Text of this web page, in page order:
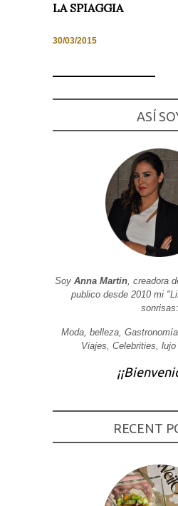
LA SPIAGGIA
30/03/2015
ASÍ
Soy Anna Martin, creadora
publico desde 2010 mi
sonrisas:
Moda, belleza,
Viajes, Celebrities,
RECENT
cookies no
base a cómo
visita. Si
algunas